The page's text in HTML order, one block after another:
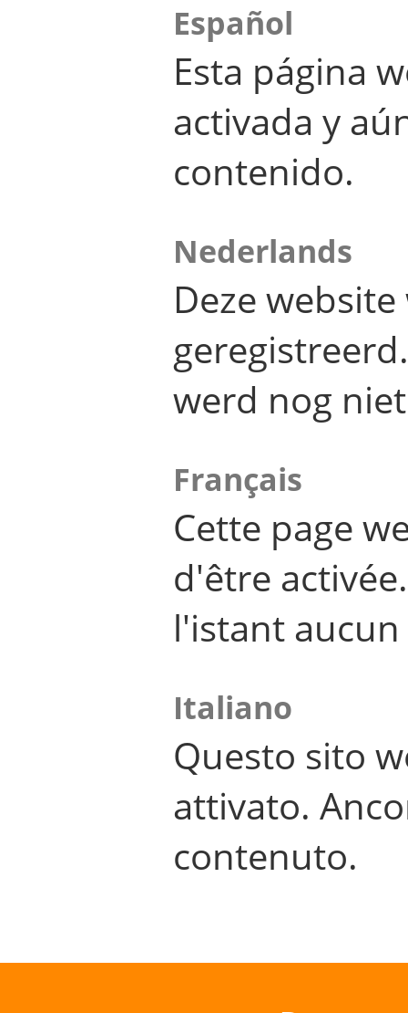
Español
Esta página
activada y
contenido.
Nederlands
Deze
werd nog
Français
Cette page
d'être
l'istant
Italiano
Questo sito
attivato.
contenuto.